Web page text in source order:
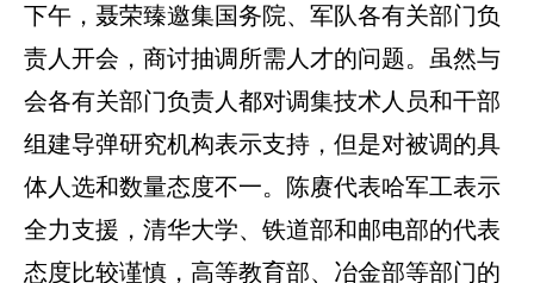
下午，聂荣臻邀集国务院、军队各有关部门负
责人开会，商讨抽调所需人才的问题。虽然与
会各有关部门负责人都对调集技术人员和干部
组建导弹研究机构表示支持，但是对被调的具
体人选和数量态度不一。陈赓代表哈军工表示
全力支援，清华大学、铁道部和邮电部的代表
态度比较谨慎，高等教育部、冶金部等部门的